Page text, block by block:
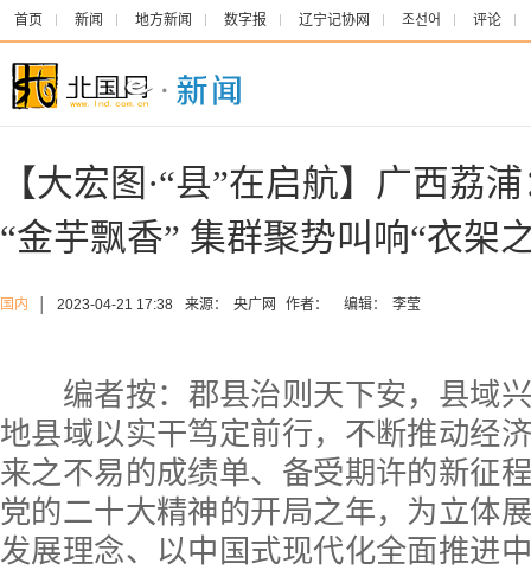
首页 新闻 地方新闻 数字报 辽宁记协网 조선어 评论
【大宏图·“县”在启航】广西荔
“金芋飘香” 集群聚势叫响“衣架
国内 2023-04-21 17:38 来源： 央广网 作者： 编辑： 李莹
编者按：郡县治则天下安，县域
地县域以实干笃定前行，不断推动经
来之不易的成绩单、备受期许的新征
党的二十大精神的开局之年，为立体
发展理念、以中国式现代化全面推进